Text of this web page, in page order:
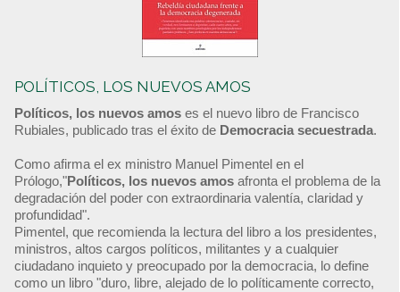
POLÍTICOS, LOS NUEVOS AMOS
Políticos, los nuevos amos es el nuevo libro de Francisco
Rubiales, publicado tras el éxito de Democracia secuestrada.
Como afirma el ex ministro Manuel Pimentel en el
Prólogo,"Políticos, los nuevos amos afronta el problema de la
degradación del poder con extraordinaria valentía, claridad y
profundidad".
Pimentel, que recomienda la lectura del libro a los presidentes,
ministros, altos cargos políticos, militantes y a cualquier
ciudadano inquieto y preocupado por la democracia, lo define
como un libro "duro, libre, alejado de lo políticamente correcto,